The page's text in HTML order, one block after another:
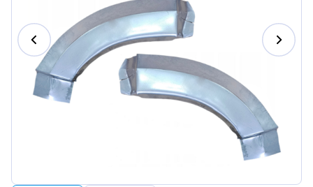
Magyar
Lietuvių
Português
Slovenian